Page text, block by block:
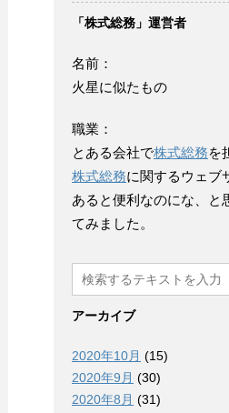
「株式総務」運営者
名前：
火星に似たもの
職業：
とある会社で株式総務を
株式総務に関するウェブ
あると便利なのにな、と
てみました。
アーカイブ
2020年10月 (15)
2020年9月 (30)
2020年8月 (31)